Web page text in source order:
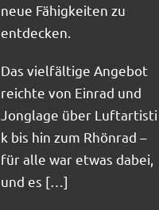
neue Fähigkeiten zu
entdecken.
Das vielfältige Angebot
reichte von Einrad und
Jonglage über Luftartisti
k bis hin zum Rhönrad –
für alle war etwas dabei,
und es […]